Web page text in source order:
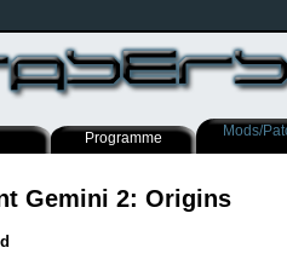
Programme Mods/
Gemini 2: Origins